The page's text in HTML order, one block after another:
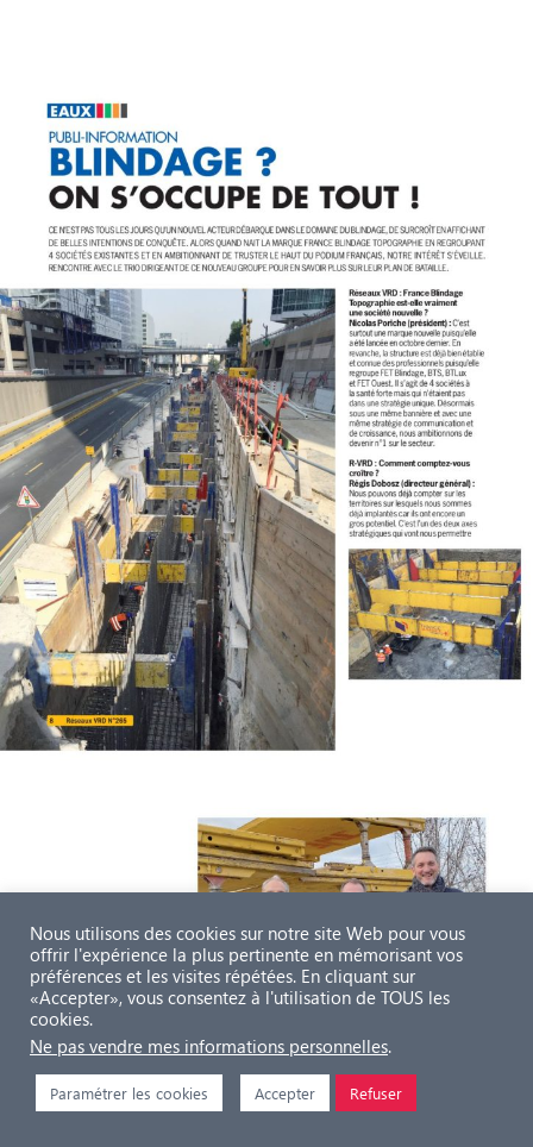
Nous utilisons des cookies sur notre site Web pour vous
offrir l'expérience la plus pertinente en mémorisant vos
préférences et les visites répétées. En cliquant sur
«Accepter», vous consentez à l'utilisation de TOUS les
cookies.
Ne pas vendre mes informations personnelles.
Paramétrer les cookies Accepter Refuser